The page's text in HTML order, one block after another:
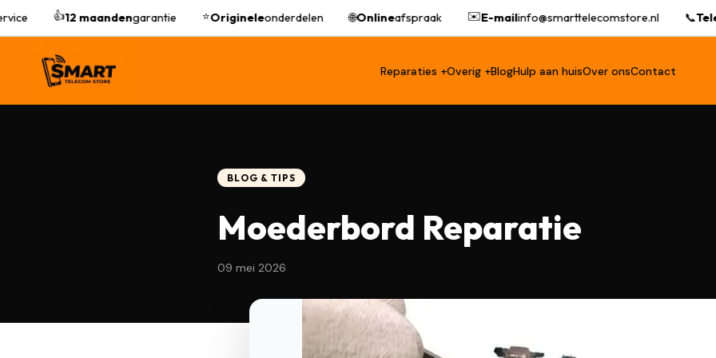
12 maandengarantie Origineleonderdelen Onlineafspraak E-mailinfo@smarttelecomstore.nl
Reparaties +Overig +BlogHulp aan huisOver onsContact
BLOG & TIPS
Moederbord Reparatie
09 mei 2026